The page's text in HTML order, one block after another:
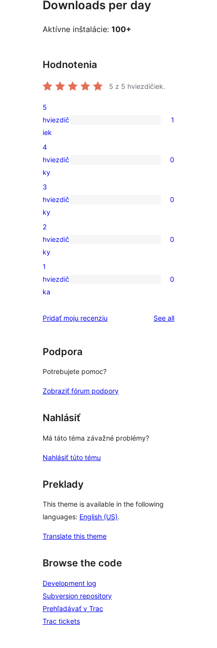
Downloads per day
Aktívne inštalácie: 100+
Hodnotenia
5 z 5 hviezdičiek.
1
recenzia
s
5-
hviezdičkovým
hodnotením
5
hviezdič
iek
1
0
recenzií
s
4-
hviezdičkovým
hodnotením
4
hviezdič
ky
0
0
recenzií
s
3-
hviezdičkovým
hodnotením
3
hviezdič
ky
0
0
recenzií
s
2-
hviezdičkovým
2
hviezdič
ky
0
0
recenzií
1-
hodnotením
1
hviezdič
ka
0
Pridať moju recenziu See allreviews
Podpora
Potrebujete pomoc?
Zobraziť fórum podpory
Nahlásiť
Má táto téma závažné problémy?
Nahlásiť túto tému
Preklady
This theme is available in the following
languages: English (US).
Translate this theme
Browse the code
Development log
Subversion repository
Prehľadávať v Trac
Trac tickets